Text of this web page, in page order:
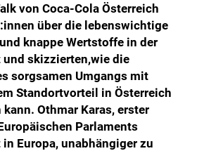
STIFTUNG
von Coca-Cola Österreich
über die lebenswichtige
knappe Wertstoffe in der
skizzierten,wie die
sorgsamen Umgangs mit
Standortvorteil in Österreich
kann. Othmar Karas, erster
Parlaments
Europa, unabhängiger zu